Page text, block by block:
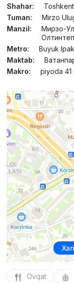
Shahar:
Toshkent
Tuman:
Mirzo
Manzil:
Мирзо-
Metro:
Buyuk
Maktab:
Makro:
piyoda 41
Ovqat